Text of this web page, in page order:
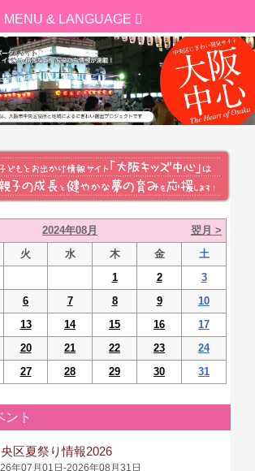
2024年08月
翌月 >
火 水 木 金
土
1
2
3
6 7 8 9
10
13 14 15 16
17
20 21 22 23
24
27 28 29 30 31
ント
区夏祭り情報2026
年07月01日-2026年08月31日